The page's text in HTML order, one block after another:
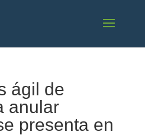
ágil de
anular
presenta en